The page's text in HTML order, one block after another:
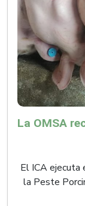
El ICA ejecuta
la Peste